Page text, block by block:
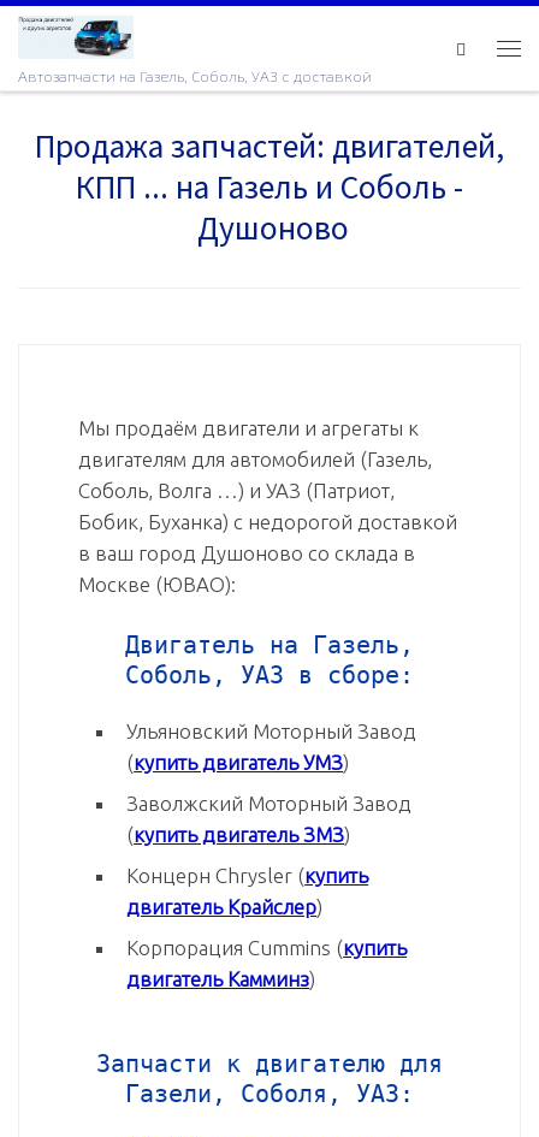
Skip to content
Автозапчасти на Газель, Соболь, УАЗ с доставкой
Продажа запчастей: двигателей,
КПП ... на Газель и Соболь -
Душоново
Мы продаём двигатели и агрегаты к
двигателям для автомобилей (Газель,
Соболь, Волга …) и УАЗ (Патриот,
Бобик, Буханка) с недорогой доставкой
в ваш город Душоново со склада в
Москве (ЮВАО):
Двигатель на Газель,
Соболь, УАЗ в сборе:
Ульяновский Моторный Завод
(купить двигатель УМЗ)
Заволжский Моторный Завод
(купить двигатель ЗМЗ)
Концерн Chrysler (купить
двигатель Крайслер)
Корпорация Cummins (купить
двигатель Камминз)
Запчасти к двигателю для
Газели, Соболя, УАЗ: